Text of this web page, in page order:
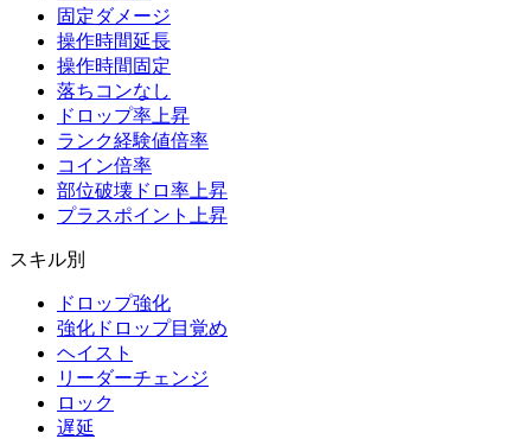
固定ダメージ
操作時間延長
操作時間固定
落ちコンなし
ドロップ率上昇
ランク経験値倍率
コイン倍率
部位破壊ドロ率上昇
プラスポイント上昇
スキル別
ドロップ強化
強化ドロップ目覚め
ヘイスト
リーダーチェンジ
ロック
遅延